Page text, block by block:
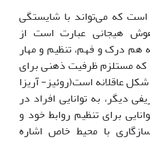
است که می‌تواند با شایستگی
هیجانی عبارت است از
هم درک و فهم، تنظیم و مهار
مستلزم ظرفیت ذهنی برای
عاقلانه است(روئیز- آریزا
تعریفی دیگر، به توانایی افراد در
برای تنظیم روابط خود و
با محیط خاص اشاره